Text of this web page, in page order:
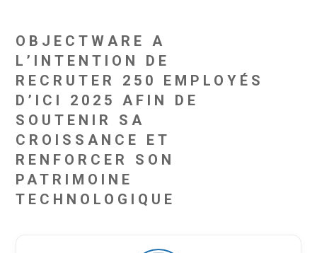
OBJECTWARE A
L’INTENTION DE
RECRUTER 250 EMPLOYÉS
D’ICI 2025 AFIN DE
SOUTENIR SA
CROISSANCE ET
RENFORCER SON
PATRIMOINE
TECHNOLOGIQUE